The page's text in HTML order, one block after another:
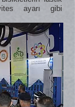
ayarı gibi